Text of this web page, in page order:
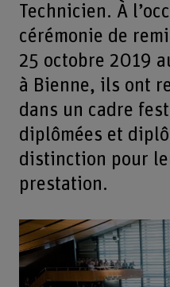
Technicien. À
cérémonie de
25 octobre 2019
à Bienne, ils ont
dans un cadre
diplômées et
distinction pour
prestation.